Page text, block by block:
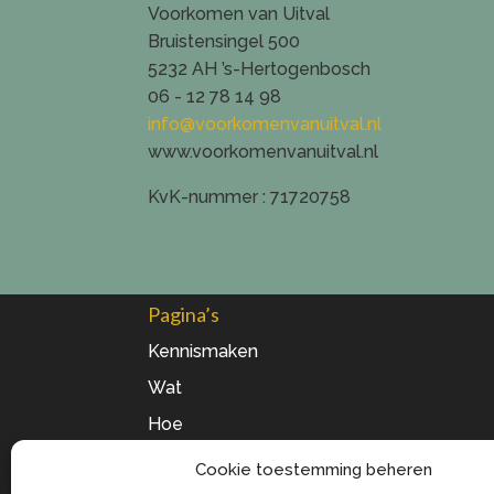
Cookie toestemming beheren
Voorkomen van Uitval
Bruistensingel 500
5232 AH ’s-Hertogenbosch
06 - 12 78 14 98
info@voorkomenvanuitval.nl
www.voorkomenvanuitval.nl
KvK-nummer : 71720758
Pagina’s
Kennismaken
Wat
Hoe
Mogelijkheden